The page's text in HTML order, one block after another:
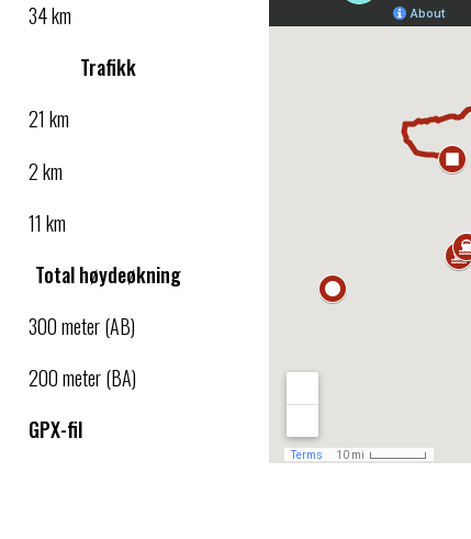
34 km
Trafikk
21 km
2 km
11 km
Total høydeøkning
300 meter (AB)
200 meter (BA)
GPX-fil